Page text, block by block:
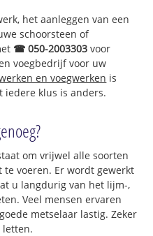
het aanleggen van een
schoorsteen of
☎ 050-2003303 voor
voegbedrijf voor uw
en voegwerken is
iedere klus is anders.
om vrijwel alle soorten
voeren. Er wordt gewerkt
u langdurig van het lijm-,
Veel mensen ervaren
metselaar lastig. Zeker
letten.